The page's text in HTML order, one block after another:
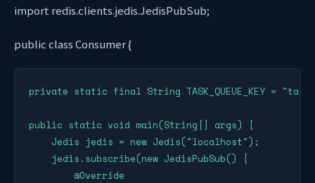
import redis.clients.jedis.JedisPubSub;
public class Consumer {
private static final String TASK_QUEUE_KEY =
public static void main(String[] args) {
    Jedis jedis = new Jedis("localhost");
    jedis.subscribe(new JedisPubSub() {
        @Override